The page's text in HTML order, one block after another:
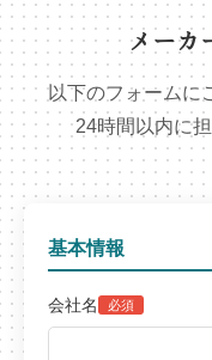
メーカ
以下のフォームに
24時間以内に
基本情報
会社名 必須